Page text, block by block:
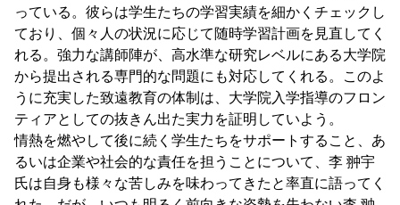
っている。彼らは学生たちの学習実績を細かくチェックし
ており、個々人の状況に応じて随時学習計画を見直してく
れる。強力な講師陣が、高水準な研究レベルにある大学院
から提出される専門的な問題にも対応してくれる。このよ
うに充実した致遠教育の体制は、大学院入学指導のフロン
ティアとしての抜きん出た実力を証明していよう。
情熱を燃やして後に続く学生たちをサポートすること、あ
るいは企業や社会的な責任を担うことについて、李 翀宇
氏は自身も様々な苦しみを味わってきたと率直に語ってく